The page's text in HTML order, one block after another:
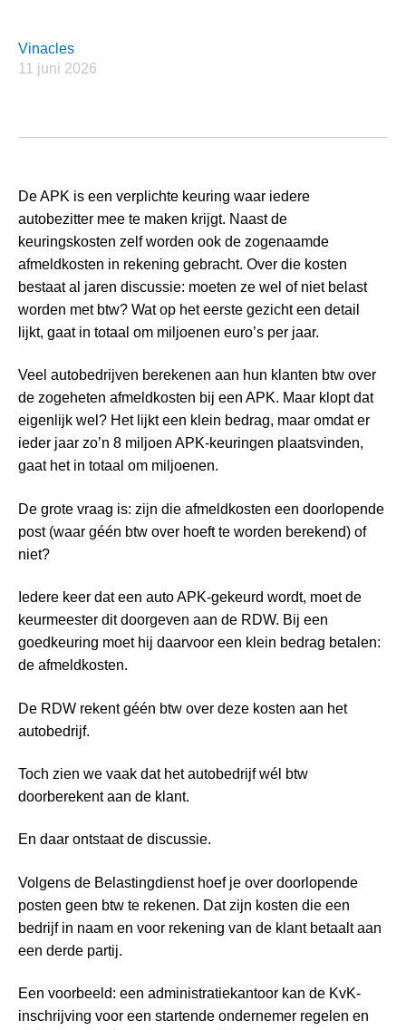
Vinacles
11 juni 2026
De APK is een verplichte keuring waar iedere
autobezitter mee te maken krijgt. Naast de
keuringskosten zelf worden ook de zogenaamde
afmeldkosten in rekening gebracht. Over die kosten
bestaat al jaren discussie: moeten ze wel of niet belast
worden met btw? Wat op het eerste gezicht een detail
lijkt, gaat in totaal om miljoenen euro’s per jaar.
Veel autobedrijven berekenen aan hun klanten btw over
de zogeheten afmeldkosten bij een APK. Maar klopt dat
eigenlijk wel? Het lijkt een klein bedrag, maar omdat er
ieder jaar zo’n 8 miljoen APK-keuringen plaatsvinden,
gaat het in totaal om miljoenen.
De grote vraag is: zijn die afmeldkosten een doorlopende
post (waar géén btw over hoeft te worden berekend) of
niet?
Iedere keer dat een auto APK-gekeurd wordt, moet de
keurmeester dit doorgeven aan de RDW. Bij een
goedkeuring moet hij daarvoor een klein bedrag betalen:
de afmeldkosten.
De RDW rekent géén btw over deze kosten aan het
autobedrijf.
Toch zien we vaak dat het autobedrijf wél btw
doorberekent aan de klant.
En daar ontstaat de discussie.
Volgens de Belastingdienst hoef je over doorlopende
posten geen btw te rekenen. Dat zijn kosten die een
bedrijf in naam en voor rekening van de klant betaalt aan
een derde partij.
Een voorbeeld: een administratiekantoor kan de KvK-
inschrijving voor een startende ondernemer regelen en